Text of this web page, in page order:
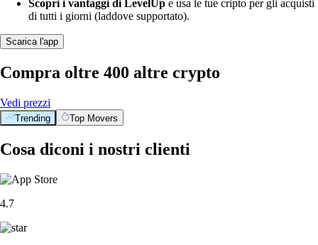
Scopri i vantaggi di LevelUp e usa le tue cripto per gli acquisti
di tutti i giorni (laddove supportato).
Scarica l'app
Compra oltre 400 altre crypto
Vedi prezzi
Trending Top Movers
Cosa diconi i nostri clienti
4.7